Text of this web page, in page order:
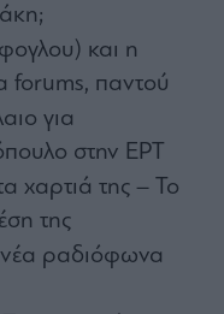
και η
forums, παντού
για
στην ΕΡΤ
χαρτιά της – Το
της
ραδιόφωνα